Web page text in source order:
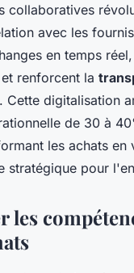
collaboratives
avec les
en temps
renforcent la
. Cette digitalisation
de 30 à
les achats en
stratégique pour
les